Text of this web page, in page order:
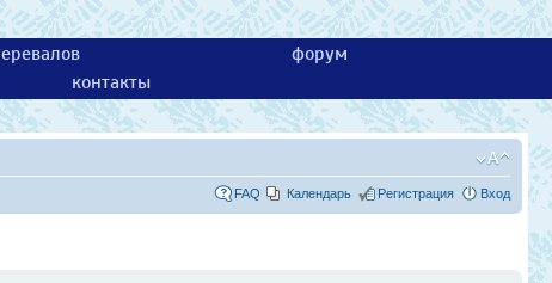
форум
контакты
FAQ Календарь Регистрация Вход